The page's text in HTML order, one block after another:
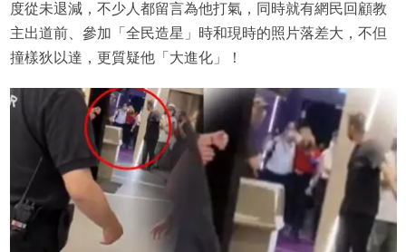
度從未退減，不少人都留言為他打氣，同時就有網民回顧教
主出道前、參加「全民造星」時和現時的照片落差大，不但
撞樣狄以達，更質疑他「大進化」！